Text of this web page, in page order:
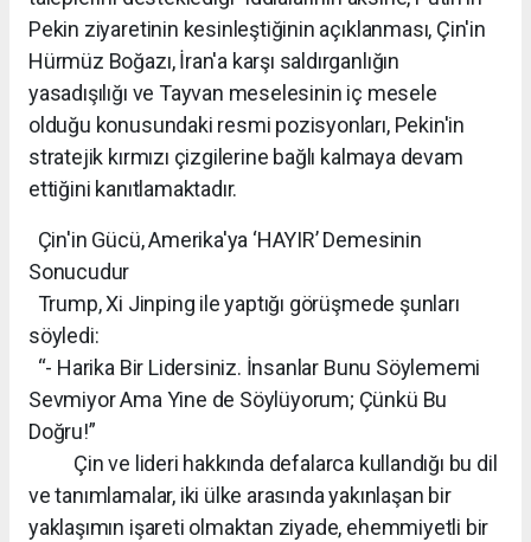
Pekin ziyaretinin kesinleştiğinin açıklanması, Çin'in
Hürmüz Boğazı, İran'a karşı saldırganlığın
yasadışılığı ve Tayvan meselesinin iç mesele
olduğu konusundaki resmi pozisyonları, Pekin'in
stratejik kırmızı çizgilerine bağlı kalmaya devam
ettiğini kanıtlamaktadır.
Çin'in Gücü, Amerika'ya ‘HAYIR’ Demesinin
Sonucudur
Trump, Xi Jinping ile yaptığı görüşmede şunları
söyledi:
“- Harika Bir Lidersiniz. İnsanlar Bunu Söylememi
Sevmiyor Ama Yine de Söylüyorum; Çünkü Bu
Doğru!”
Çin ve lideri hakkında defalarca kullandığı bu dil
ve tanımlamalar, iki ülke arasında yakınlaşan bir
yaklaşımın işareti olmaktan ziyade, ehemmiyetli bir